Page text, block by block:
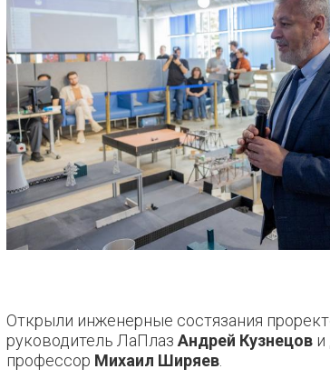
Открыли инженерные состязания
руководитель ЛаПлаз Андрей Кузнецов и
профессор Михаил Ширяев.